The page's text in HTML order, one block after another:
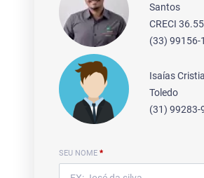
Santos
CRECI
(33) 99156-
Isaías
Toledo
(31) 99283-
SEU NOME *